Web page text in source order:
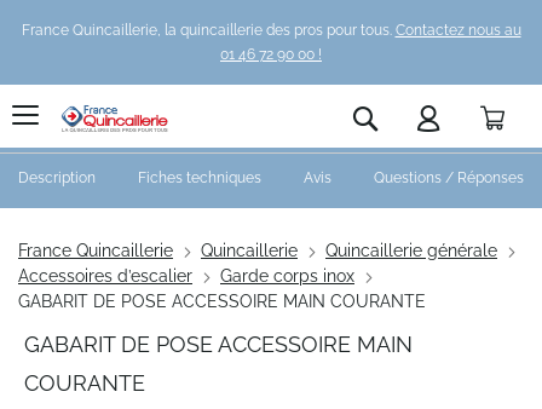
France Quincaillerie, la quincaillerie des pros pour tous. Contactez nous au
01 46 72 90 00 !
Rechercher
France Quincaillerie Quincaillerie
Quincaillerie générale
Accessoires d’escalier
Garde corps inox
GABARIT DE POSE ACCESSOIRE MAIN COURANTE
GABARIT DE POSE ACCESSOIRE MAIN
COURANTE
Description Fiches techniques Avis Questions / Réponses